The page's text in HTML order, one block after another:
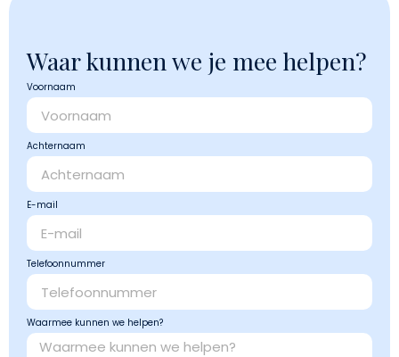
Waar kunnen we je mee helpen?
Voornaam
Achternaam
E-mail
Telefoonnummer
Waarmee kunnen we helpen?